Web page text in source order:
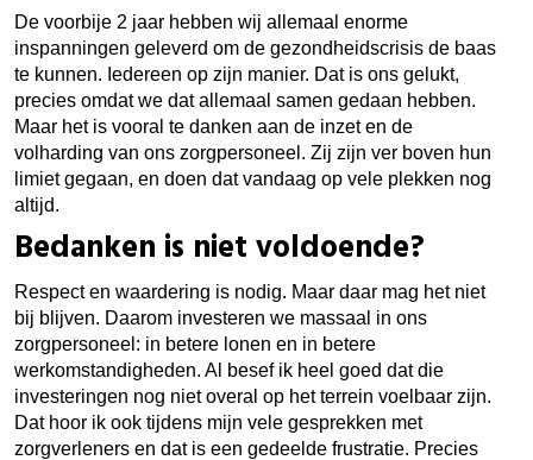
De voorbije 2 jaar hebben wij allemaal enorme
inspanningen geleverd om de gezondheidscrisis de baas
te kunnen. Iedereen op zijn manier. Dat is ons gelukt,
precies omdat we dat allemaal samen gedaan hebben.
Maar het is vooral te danken aan de inzet en de
volharding van ons zorgpersoneel. Zij zijn ver boven hun
limiet gegaan, en doen dat vandaag op vele plekken nog
altijd.
Bedanken is niet voldoende?
Respect en waardering is nodig. Maar daar mag het niet
bij blijven. Daarom investeren we massaal in ons
zorgpersoneel: in betere lonen en in betere
werkomstandigheden. Al besef ik heel goed dat die
investeringen nog niet overal op het terrein voelbaar zijn.
Dat hoor ik ook tijdens mijn vele gesprekken met
zorgverleners en dat is een gedeelde frustratie. Precies